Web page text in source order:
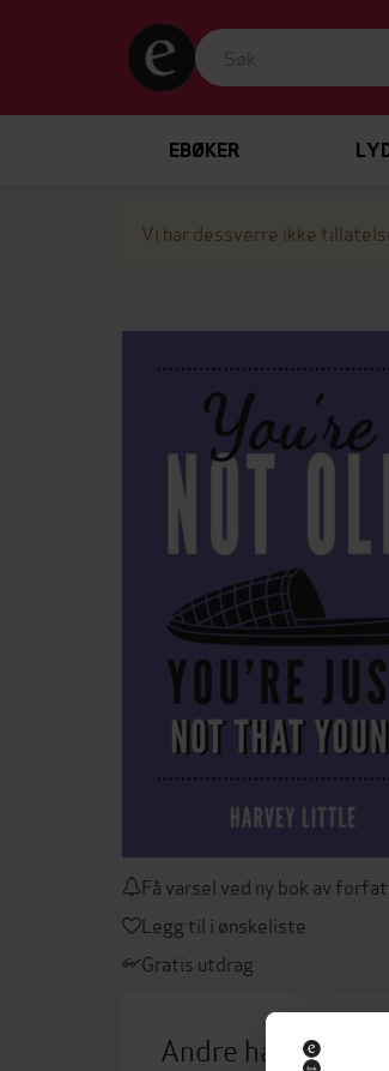
EBØKER
Vi har dessverre ikke
Få varsel ved ny bok av
Legg til i ønskeliste
Gratis utdrag
Andre har også